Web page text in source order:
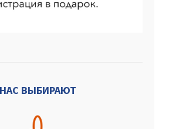
НАС ВЫБИРАЮТ